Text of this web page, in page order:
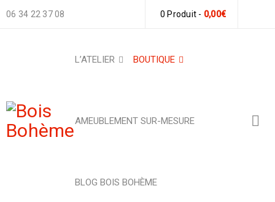
06 34 22 37 08 0 Produit - 0,00€
L’ATELIER BOUTIQUE
AMEUBLEMENT SUR-MESURE
BLOG BOIS BOHÈME